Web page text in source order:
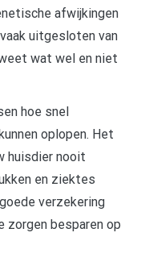
afwijkingen
uitgesloten van
wat wel en niet
hoe snel
oplopen. Het
huisdier nooit
en ziektes
verzekering
zorgen besparen op